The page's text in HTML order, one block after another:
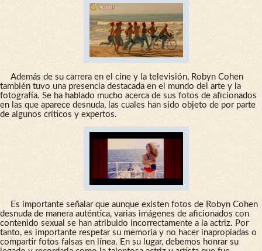
Además de su carrera en el cine y la televisión, Robyn Cohen
también tuvo una presencia destacada en el mundo del arte y la
fotografía. Se ha hablado mucho acerca de sus fotos de aficionados
en las que aparece desnuda, las cuales han sido objeto de por parte
de algunos críticos y expertos.
Es importante señalar que aunque existen fotos de Robyn Cohen
desnuda de manera auténtica, varias imágenes de aficionados con
contenido sexual se han atribuido incorrectamente a la actriz. Por
tanto, es importante respetar su memoria y no hacer inapropiadas o
compartir fotos falsas en línea. En su lugar, debemos honrar su